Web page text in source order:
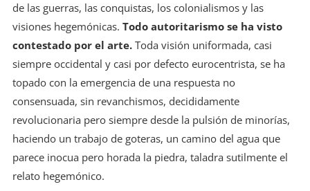
de las guerras, las conquistas, los colonialismos y las
visiones hegemónicas. Todo autoritarismo se ha visto
contestado por el arte.Toda visión uniformada, casi
siempre occidental y casi por defecto eurocentrista, se ha
topado con la emergencia de una respuesta no
consensuada, sin revanchismos, decididamente
revolucionaria pero siempre desde la pulsión de minorías,
haciendo un trabajo de goteras, un camino del agua que
parece inocua pero horada la piedra, taladra sutilmente el
relato hegemónico.